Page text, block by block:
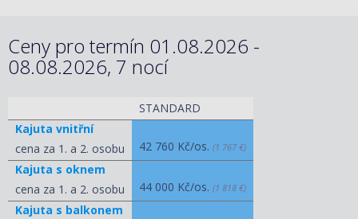
Ceny pro termín 01.08.2026 -
08.08.2026, 7 nocí
STANDARD
Kajuta vnitřní
cena za 1. a 2. osobu
42 760 Kč/os. (1 767 €)
Kajuta s oknem
cena za 1. a 2. osobu
44 000 Kč/os. (1 818 €)
Kajuta s balkonem